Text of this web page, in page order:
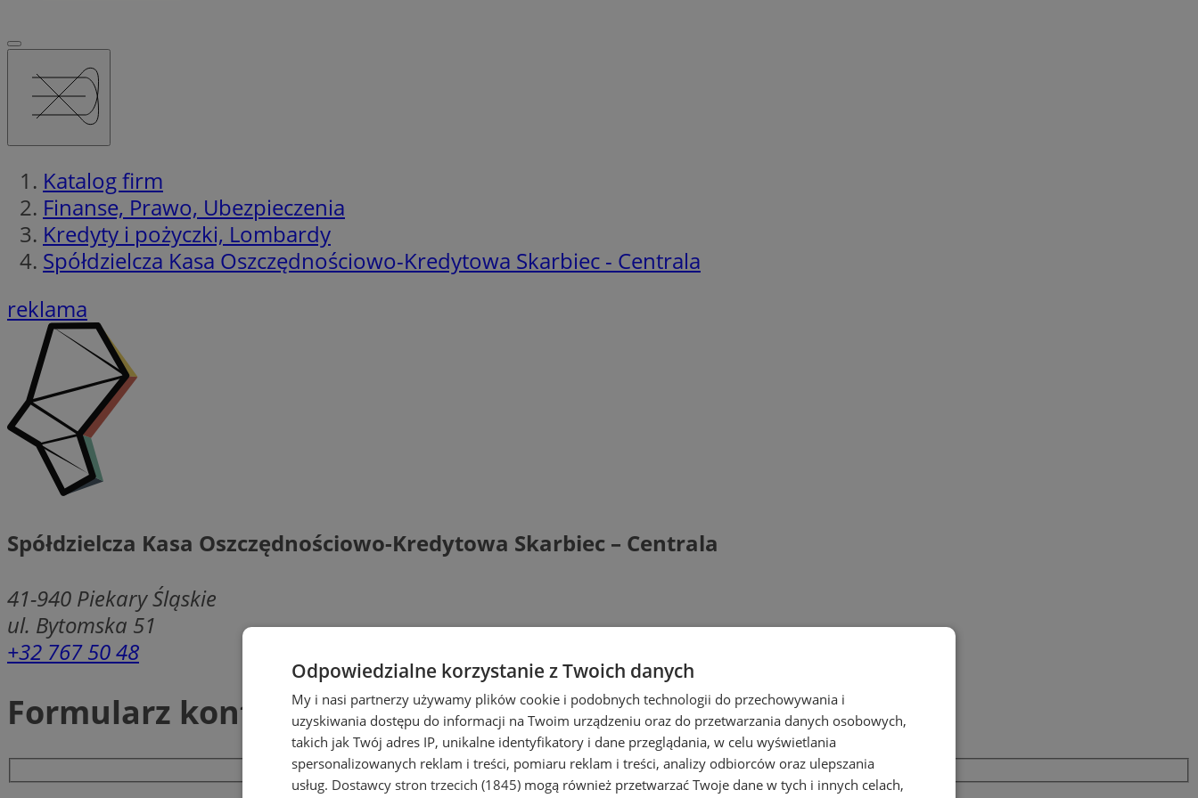
Katalog firm
Finanse, Prawo, Ubezpieczenia
Kredyty i pożyczki, Lombardy
Spółdzielcza Kasa Oszczędnościowo-Kredytowa Skarbiec - Centrala
reklama
Spółdzielcza Kasa Oszczędnościowo-Kredytowa Skarbiec – Centrala
41-940 Piekary Śląskie
ul. Bytomska 51
+32 767 50 48
Formularz kontaktowy
Odpowiedzialne korzystanie z Twoich danych
My i nasi partnerzy używamy plików cookie i podobnych technologii do przechowywania i
uzyskiwania dostępu do informacji na Twoim urządzeniu oraz do przetwarzania danych osobowych,
takich jak Twój adres IP, unikalne identyfikatory i dane przeglądania, w celu wyświetlania
spersonalizowanych reklam i treści, pomiaru reklam i treści, analizy odbiorców oraz ulepszania
usług. Dostawcy stron trzecich (1845) mogą również przetwarzać Twoje dane w tych i innych celach,